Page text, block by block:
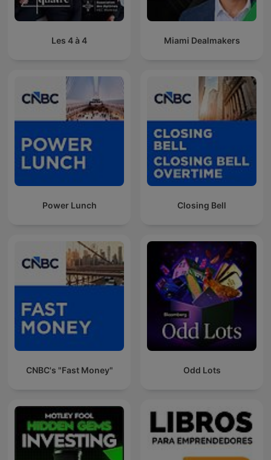
Les 4 à 4 Miami Dealmakers
Power Lunch Closing Bell
CNBC's "Fast Money" Odd Lots